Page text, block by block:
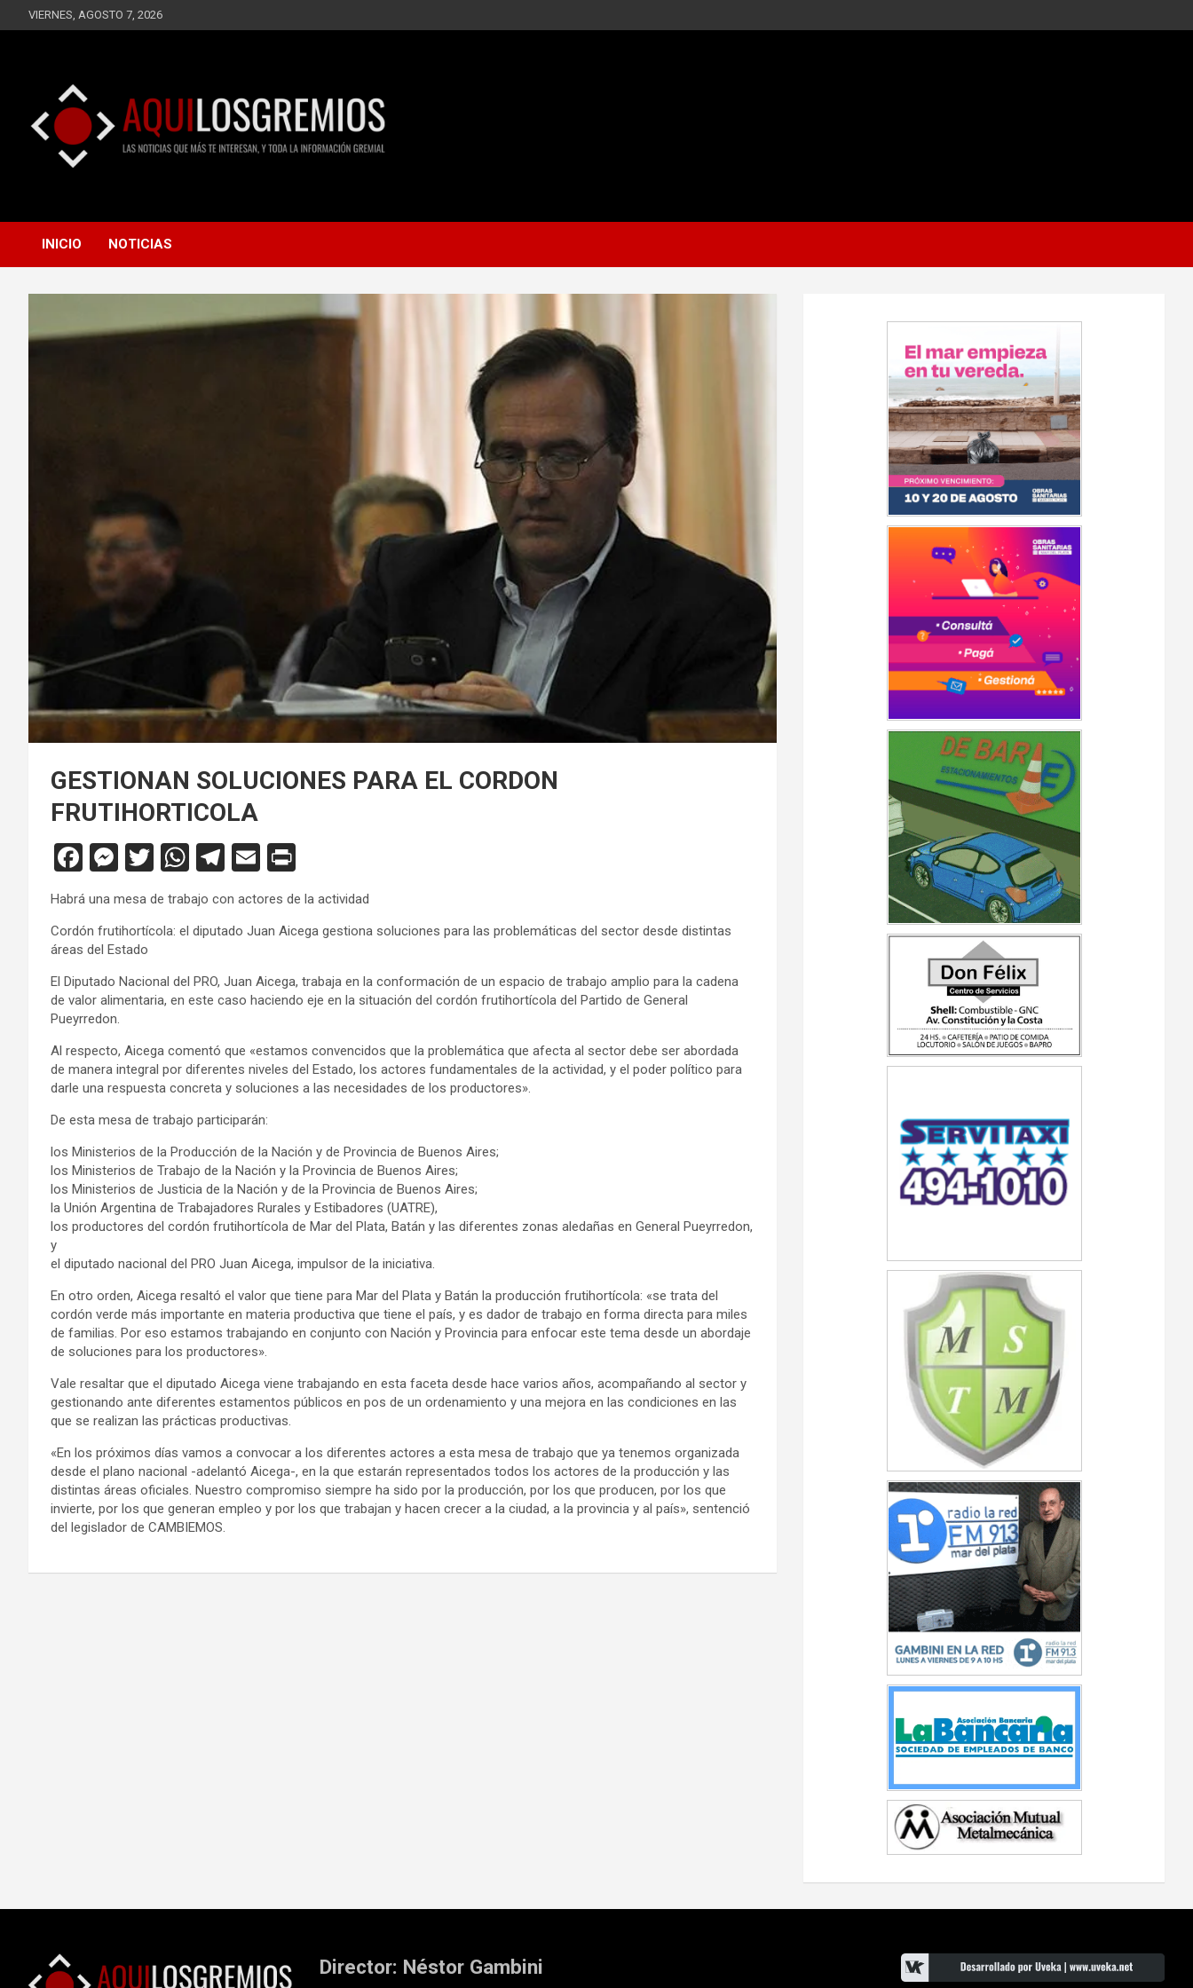
Saltar
al
VIERNES, AGOSTO 7, 2026
AQUÍ LOS GREMIOS
INFORMACIÓN GREMIAL
INICIO
NOTICIAS
GESTIONAN SOLUCIONES PARA EL CORDON
FRUTIHORTICOLA
F
a
ce
b
o
o
k
M
se
n
g
er
T
wi
tt
er
W
h
at
s
A
p
T
e
gr
a
m
E
ail
in
tF
ri
e
n
y
Habrá una mesa de trabajo con actores de la actividad
Cordón frutihortícola: el diputado Juan Aicega gestiona soluciones para las problemáticas del sector desde distintas
áreas del Estado
El Diputado Nacional del PRO, Juan Aicega, trabaja en la conformación de un espacio de trabajo amplio para la cadena
de valor alimentaria, en este caso haciendo eje en la situación del cordón frutihortícola del Partido de General
Pueyrredon.
Al respecto, Aicega comentó que «estamos convencidos que la problemática que afecta al sector debe ser abordada
de manera integral por diferentes niveles del Estado, los actores fundamentales de la actividad, y el poder político para
darle una respuesta concreta y soluciones a las necesidades de los productores».
De esta mesa de trabajo participarán:
los Ministerios de la Producción de la Nación y de Provincia de Buenos Aires;
los Ministerios de Trabajo de la Nación y la Provincia de Buenos Aires;
los Ministerios de Justicia de la Nación y de la Provincia de Buenos Aires;
la Unión Argentina de Trabajadores Rurales y Estibadores (UATRE),
los productores del cordón frutihortícola de Mar del Plata, Batán y las diferentes zonas aledañas en General Pueyrredon,
y
el diputado nacional del PRO Juan Aicega, impulsor de la iniciativa.
En otro orden, Aicega resaltó el valor que tiene para Mar del Plata y Batán la producción frutihortícola: «se trata del
cordón verde más importante en materia productiva que tiene el país, y es dador de trabajo en forma directa para miles
de familias. Por eso estamos trabajando en conjunto con Nación y Provincia para enfocar este tema desde un abordaje
de soluciones para los productores».
Vale resaltar que el diputado Aicega viene trabajando en esta faceta desde hace varios años, acompañando al sector y
gestionando ante diferentes estamentos públicos en pos de un ordenamiento y una mejora en las condiciones en las
que se realizan las prácticas productivas.
«En los próximos días vamos a convocar a los diferentes actores a esta mesa de trabajo que ya tenemos organizada
desde el plano nacional -adelantó Aicega-, en la que estarán representados todos los actores de la producción y las
distintas áreas oficiales. Nuestro compromiso siempre ha sido por la producción, por los que producen, por los que
invierte, por los que generan empleo y por los que trabajan y hacen crecer a la ciudad, a la provincia y al país», sentenció
del legislador de CAMBIEMOS.
Director: Néstor Gambini